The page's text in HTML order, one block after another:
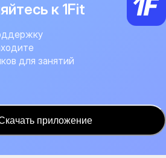
к 1Fit
для занятий
приложение